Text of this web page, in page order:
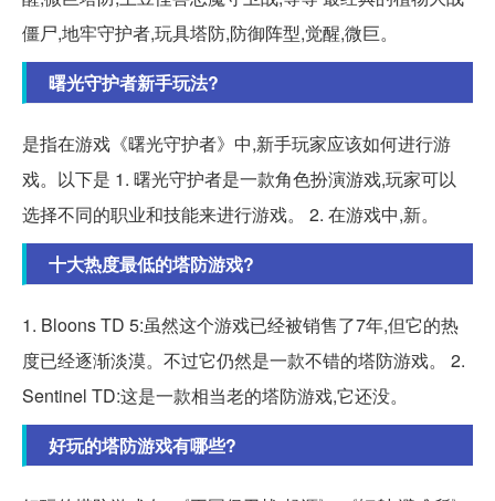
僵尸,地牢守护者,玩具塔防,防御阵型,觉醒,微巨。
曙光守护者新手玩法?
是指在游戏《曙光守护者》中,新手玩家应该如何进行游
戏。以下是 1. 曙光守护者是一款角色扮演游戏,玩家可以
选择不同的职业和技能来进行游戏。 2. 在游戏中,新。
十大热度最低的塔防游戏?
1. Bloons TD 5:虽然这个游戏已经被销售了7年,但它的热
度已经逐渐淡漠。不过它仍然是一款不错的塔防游戏。 2.
Sentinel TD:这是一款相当老的塔防游戏,它还没。
好玩的塔防游戏有哪些?